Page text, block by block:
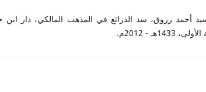
أحمد زروق، سد الذرائع في المذهب المالكي، دار ابن
- 2012م.